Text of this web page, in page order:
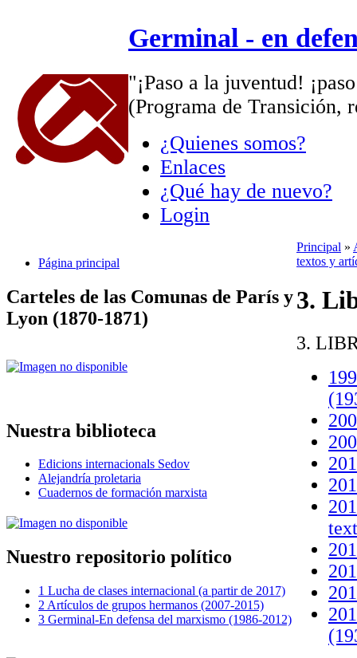
Germinal - en
"¡Paso a la juventud!
(Programa de Transición,
¿Quienes somos?
Enlaces
¿Qué hay de nuevo?
Login
Página principal
Carteles de las Comunas de París y
Lyon (1870-1871)
Nuestra biblioteca
Edicions internacionals Sedov
Alejandría proletaria
Cuadernos de formación marxista
Nuestro repositorio político
1 Lucha de clases internacional (a partir de 2017)
2 Artículos de grupos hermanos (2007-2015)
3 Germinal-En defensa del marxismo (1986-2012)
Principal »
textos y
3.
3.